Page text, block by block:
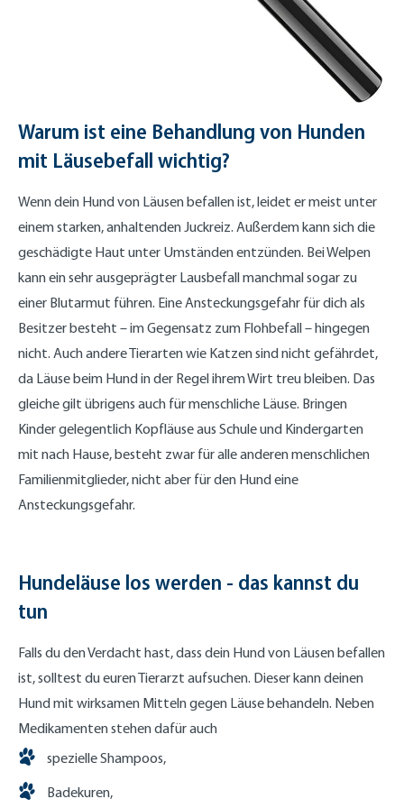
Warum ist eine Behandlung von Hunden
mit Läusebefall wichtig?
Wenn dein Hund von Läusen befallen ist, leidet er meist unter
einem starken, anhaltenden Juckreiz. Außerdem kann sich die
geschädigte Haut unter Umständen entzünden. Bei Welpen
kann ein sehr ausgeprägter Lausbefall manchmal sogar zu
einer Blutarmut führen. Eine Ansteckungsgefahr für dich als
Besitzer besteht – im Gegensatz zum Flohbefall – hingegen
nicht. Auch andere Tierarten wie Katzen sind nicht gefährdet,
da Läuse beim Hund in der Regel ihrem Wirt treu bleiben. Das
gleiche gilt übrigens auch für menschliche Läuse. Bringen
Kinder gelegentlich Kopfläuse aus Schule und Kindergarten
mit nach Hause, besteht zwar für alle anderen menschlichen
Familienmitglieder, nicht aber für den Hund eine
Ansteckungsgefahr.
Hundeläuse los werden - das kannst du
tun
Falls du den Verdacht hast, dass dein Hund von Läusen befallen
ist, solltest du euren Tierarzt aufsuchen. Dieser kann deinen
Hund mit wirksamen Mitteln gegen Läuse behandeln. Neben
Medikamenten stehen dafür auch
spezielle Shampoos,
Badekuren,